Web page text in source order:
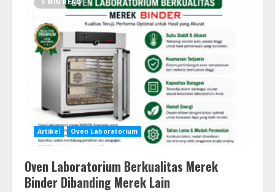
Artikel Oven Laboratorium
Oven Laboratorium Berkualitas Merek
Binder Dibanding Merek Lain